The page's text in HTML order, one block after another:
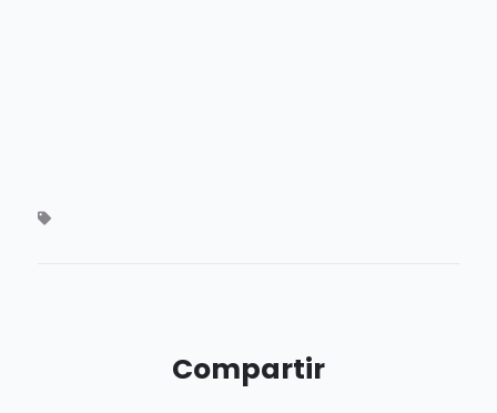
Compartir